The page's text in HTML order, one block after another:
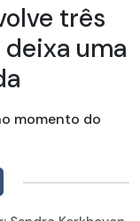
três
uma
momento do